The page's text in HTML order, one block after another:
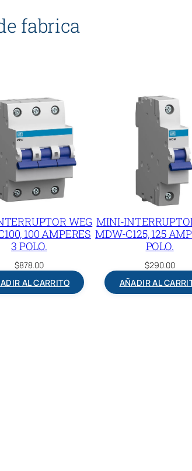
fabrica
WEG
100 AMPERES
3 POLO.
$878.00
AL CARRITO
MINI-
MDW-C125, 125
POLO.
$290.00
AÑADIR AL